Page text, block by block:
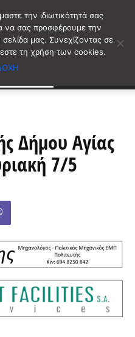
Δήμου Αγίας
7/5
την ιδιωτικότητά σας
να σας προσφέρουμε την
μας. Συνεχίζοντας σε
τη χρήση των cookies.